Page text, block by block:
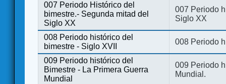
007 Periodo Histórico del
bimestre.- Segunda mitad del
Siglo XX
007 Periodo
Siglo XX
008 Periodo histórico del
bimestre - Siglo XVII
008 Periodo
009 Periodo histórico del
Bimestre - La Primera Guerra
Mundial
009 Periodo
Mundial.